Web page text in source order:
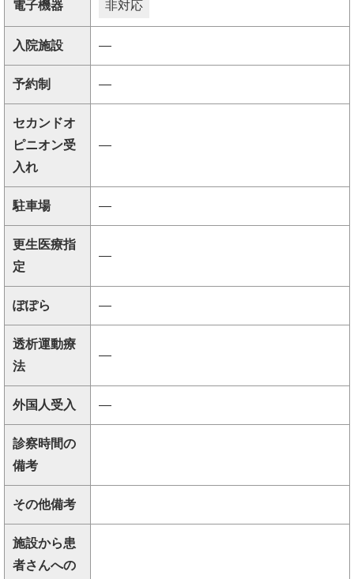
電子機器 非対応
入院施設 ―
予約制 ―
セカンドオ
ピニオン受
入れ
―
駐車場 ―
更生医療指
定
―
ぽぽら ―
透析運動療
法
―
外国人受入 ―
診察時間の
備考
その他備考
施設から患
者さんへの